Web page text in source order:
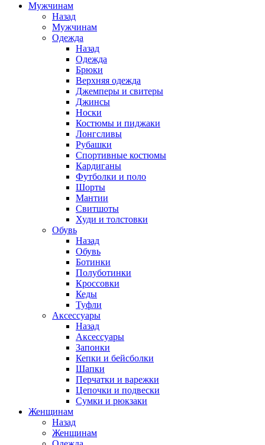
Мужчинам
Назад
Мужчинам
Одежда
Назад
Одежда
Брюки
Верхняя одежда
Джемперы и свитеры
Джинсы
Носки
Костюмы и пиджаки
Лонгсливы
Рубашки
Спортивные костюмы
Кардиганы
Футболки и поло
Шорты
Мантии
Свитшоты
Худи и толстовки
Обувь
Назад
Обувь
Ботинки
Полуботинки
Кроссовки
Кеды
Туфли
Аксессуары
Назад
Аксессуары
Запонки
Кепки и бейсболки
Шапки
Перчатки и варежки
Цепочки и подвески
Сумки и рюкзаки
Женщинам
Назад
Женщинам